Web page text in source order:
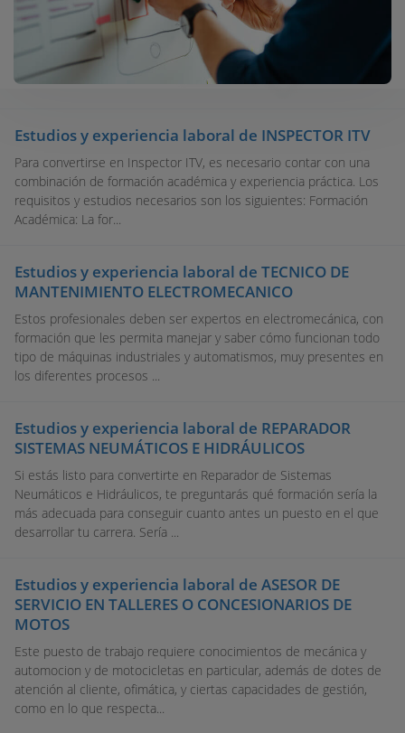
Estudios y experiencia laboral de INSPECTOR ITV
Para convertirse en Inspector ITV, es necesario contar con una
combinación de formación académica y experiencia práctica. Los
requisitos y estudios necesarios son los siguientes: Formación
Académica: La for...
Estudios y experiencia laboral de TECNICO DE
MANTENIMIENTO ELECTROMECANICO
Estos profesionales deben ser expertos en electromecánica, con
formación que les permita manejar y saber cómo funcionan todo
tipo de máquinas industriales y automatismos, muy presentes en
los diferentes procesos ...
Estudios y experiencia laboral de REPARADOR
SISTEMAS NEUMÁTICOS E HIDRÁULICOS
Si estás listo para convertirte en Reparador de Sistemas
Neumáticos e Hidráulicos, te preguntarás qué formación sería la
más adecuada para conseguir cuanto antes un puesto en el que
desarrollar tu carrera. Sería ...
Estudios y experiencia laboral de ASESOR DE
SERVICIO EN TALLERES O CONCESIONARIOS DE
MOTOS
Este puesto de trabajo requiere conocimientos de mecánica y
automocion y de motocicletas en particular, además de dotes de
atención al cliente, ofimática, y ciertas capacidades de gestión,
como en lo que respecta...